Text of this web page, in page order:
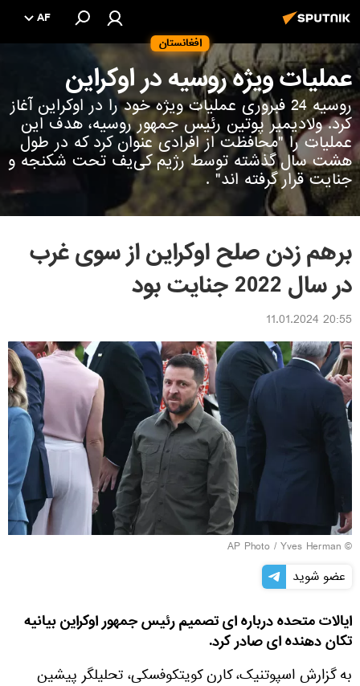
افغانستان
AF
عملیات ویژه روسیه در اوکراین
روسیه 24 فبروری عملیات ویژه خود را در اوکراین آغاز
کرد. ولادیمیر پوتین رئیس جمهور روسیه، هدف این
عملیات را "محافظت از افرادی عنوان کرد که در طول
هشت سال گذشته توسط رژیم کی‌یف تحت شکنجه و
جنایت قرار گرفته اند" .
برهم زدن صلح اوکراین از سوی غرب
در سال 2022 جنایت بود
20:55 11.01.2024
© AP Photo /
Yves Herman
عضو شوید
ایالات متحده درباره ای تصمیم رئیس جمهور اوکراین بیانیه
تکان دهنده ای صادر کرد.
به گزارش اسپوتنیک، کارن کویتکوفسکی، تحلیلگر پیشین